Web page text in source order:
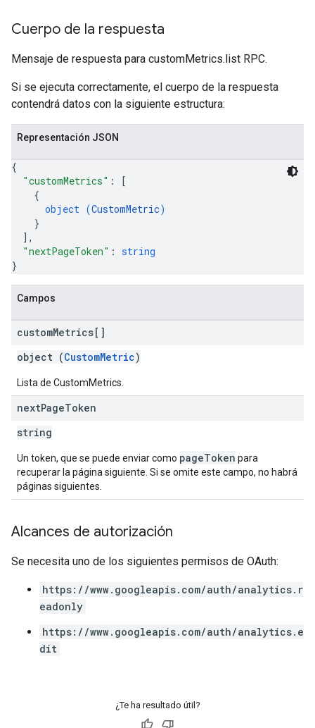
Cuerpo de la respuesta
Mensaje de respuesta para customMetrics.list RPC.
Si se ejecuta correctamente, el cuerpo de la respuesta
contendrá datos con la siguiente estructura:
Representación JSON
{
"customMetrics" :
[
{
object (CustomMetric)
}
] ,
"nextPageToken" : string
}
Campos
customMetrics[]
object (CustomMetric)
Lista de CustomMetrics.
nextPageToken
string
Un token, que se puede enviar como pageToken para
recuperar la página siguiente. Si se omite este campo, no habrá
páginas siguientes.
Alcances de autorización
Se necesita uno de los siguientes permisos de OAuth:
https://www.googleapis.com/auth/analytics.r
eadonly
https://www.googleapis.com/auth/analytics.e
dit
¿Te ha resultado útil?